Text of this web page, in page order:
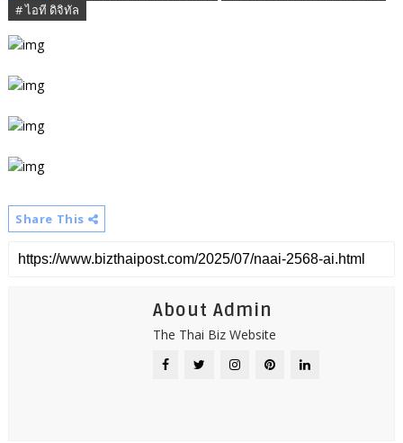
# ไอที ดิจิทัล
Share This
About Admin
The Thai Biz Website